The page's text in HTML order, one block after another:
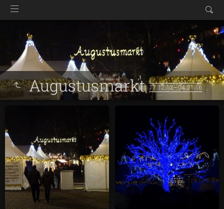
Augustusmarkt17.12.12—04.01.16